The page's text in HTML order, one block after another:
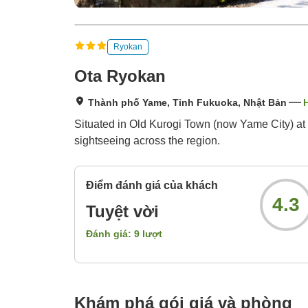
Ryokan
Ota Ryokan
Thành phố Yame, Tỉnh Fukuoka, Nhật Bản
Situated in Old Kurogi Town (now Yame City)
sightseeing across the region.
Điểm đánh giá của khách
Tuyệt vời
Đánh giá: 9 lượt
4.3
Khám phá gói giá và phòng